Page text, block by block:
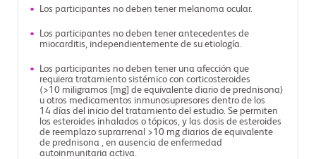
Los participantes no deben tener melanoma ocular.
Los participantes no deben tener antecedentes de
miocarditis, independientemente de su etiología.
Los participantes no deben tener una afección que
requiera tratamiento sistémico con corticosteroides
(>10 miligramos [mg] de equivalente diario de prednisona)
u otros medicamentos inmunosupresores dentro de los
14 días del inicio del tratamiento del estudio. Se permiten
los esteroides inhalados o tópicos, y las dosis de esteroides
de reemplazo suprarrenal >10 mg diarios de equivalente
de prednisona , en ausencia de enfermedad
autoinmunitaria activa.